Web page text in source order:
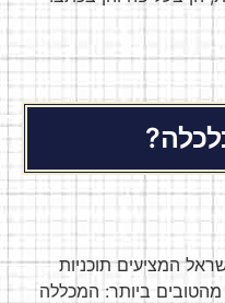
המציעים תוכניות
מהטובים ביותר: המכללה